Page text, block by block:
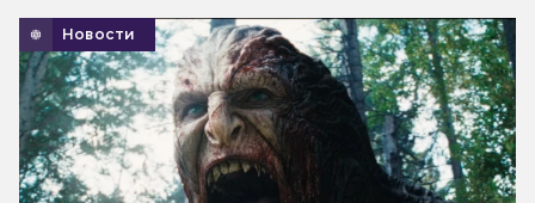
Новости